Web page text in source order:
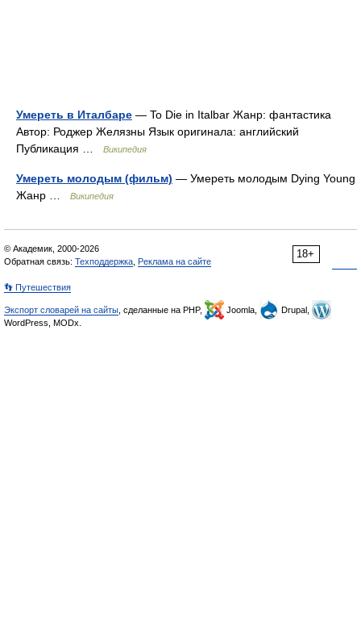
Умереть в Италбаре — To Die in Italbar Жанр: фантастика
Автор: Роджер Желязны Язык оригинала: английский
Публикация …
Википедия
Умереть молодым (фильм) — Умереть молодым Dying Young
Жанр …
Википедия
18+
© Академик, 2000-2026
Обратная связь: Техподдержка Реклама на сайте
👣 Путешествия
Экспорт словарей на сайты , сделанные на PHP, Joomla,
Drupal,
WordPress, MODx.